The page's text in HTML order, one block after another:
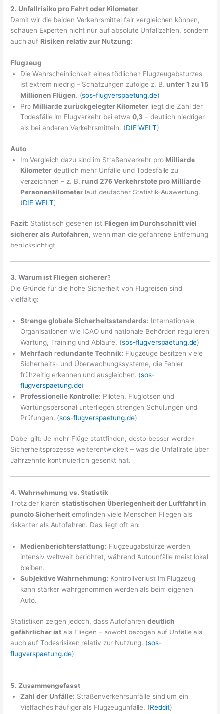
2. Unfallrisiko pro Fahrt oder Kilometer
Damit wir die beiden Verkehrsmittel fair vergleichen können,
schauen Experten nicht nur auf absolute Unfallzahlen, sondern
auch auf Risiken relativ zur Nutzung:
Flugzeug
Die Wahrscheinlichkeit eines tödlichen Flugzeugabsturzes
ist extrem niedrig – Schätzungen zufolge z. B. unter 1 zu 15
Millionen Flügen. (sos-flugverspaetung.de)
Pro Milliarde zurückgelegter Kilometer liegt die Zahl der
Todesfälle im Flugverkehr bei etwa0,3 – deutlich niedriger
als bei anderen Verkehrsmitteln. (DIE WELT)
Auto
Im Vergleich dazu sind im Straßenverkehr pro Milliarde
Kilometer deutlich mehr Unfälle und Todesfälle zu
verzeichnen – z. B. rund 276 Verkehrstote pro Milliarde
Personenkilometer laut deutscher Statistik-Auswertung.
(DIE WELT)
Fazit: Statistisch gesehen ist Fliegen im Durchschnitt viel
sicherer als Autofahren, wenn man die gefahrene Entfernung
berücksichtigt.
3. Warum ist Fliegen sicherer?
Die Gründe für die hohe Sicherheit von Flugreisen sind
vielfältig:
Strenge globale Sicherheitsstandards: Internationale
Organisationen wie ICAO und nationale Behörden regulieren
Wartung, Training und Abläufe. (sos-flugverspaetung.de)
Mehrfach redundante Technik: Flugzeuge besitzen viele
Sicherheits- und Überwachungssysteme, die Fehler
frühzeitig erkennen und ausgleichen. (sos-
flugverspaetung.de)
Professionelle Kontrolle: Piloten, Fluglotsen und
Wartungspersonal unterliegen strengen Schulungen und
Prüfungen. (sos-flugverspaetung.de)
Dabei gilt: Je mehr Flüge stattfinden, desto besser werden
Sicherheitsprozesse weiterentwickelt – was die Unfallrate über
Jahrzehnte kontinuierlich gesenkt hat.
4. Wahrnehmung vs. Statistik
Trotz der klarenstatistischen Überlegenheit der Luftfahrt in
puncto Sicherheit empfinden viele Menschen Fliegen als
riskanter als Autofahren. Das liegt oft an:
Medienberichterstattung: Flugzeugabstürze werden
intensiv weltweit berichtet, während Autounfälle meist lokal
bleiben.
Subjektive Wahrnehmung: Kontrollverlust im Flugzeug
kann stärker wahrgenommen werden als beim eigenen
Auto.
Statistiken zeigen jedoch, dass Autofahrendeutlich
gefährlicher ist als Fliegen – sowohl bezogen auf Unfälle als
auch auf Todesrisiken relativ zur Nutzung. (sos-
flugverspaetung.de)
5. Zusammengefasst
Zahl der Unfälle: Straßenverkehrsunfälle sind um ein
Vielfaches häufiger als Flugzeugunfälle. (Reddit)